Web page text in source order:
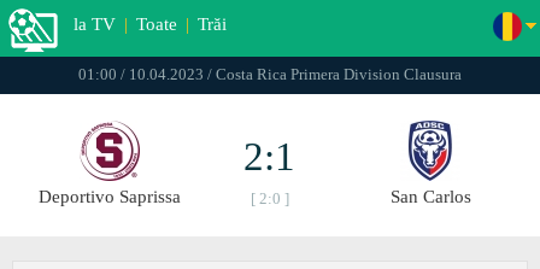
la TV | Toate | Trăi
01:00 / 10.04.2023 / Costa Rica Primera Division Clausura
Deportivo Saprissa
2:1
[ 2:0 ] San Carlos